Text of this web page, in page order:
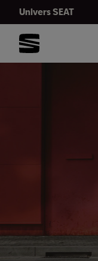
Univers SEAT